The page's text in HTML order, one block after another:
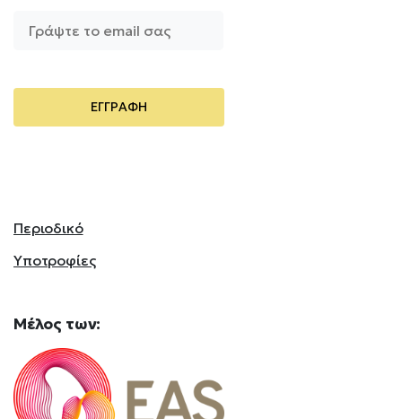
Περιοδικό
Υποτροφίες
Mέλος των: